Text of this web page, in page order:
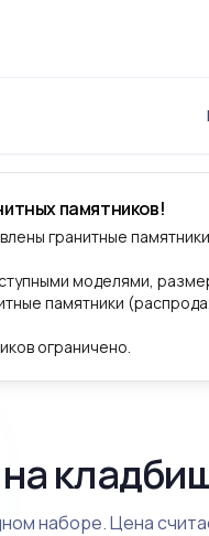
памятников!
гранитные
моделями,
памятники
ограничено.
наборе. Цена